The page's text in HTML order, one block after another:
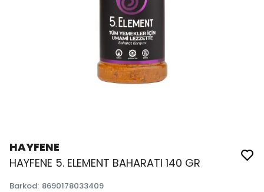
HAYFENE
HAYFENE 5. ELEMENT BAHARATI 140 GR
Barkod: 8690178033409